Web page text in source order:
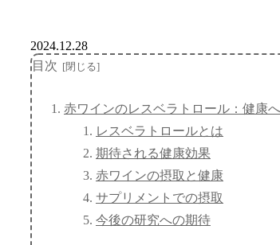
2024.12.28
目次
赤ワインのレスベラトロール：健康
レスベラトロールとは
期待される健康効果
赤ワインの摂取と健康
サプリメントでの摂取
今後の研究への期待